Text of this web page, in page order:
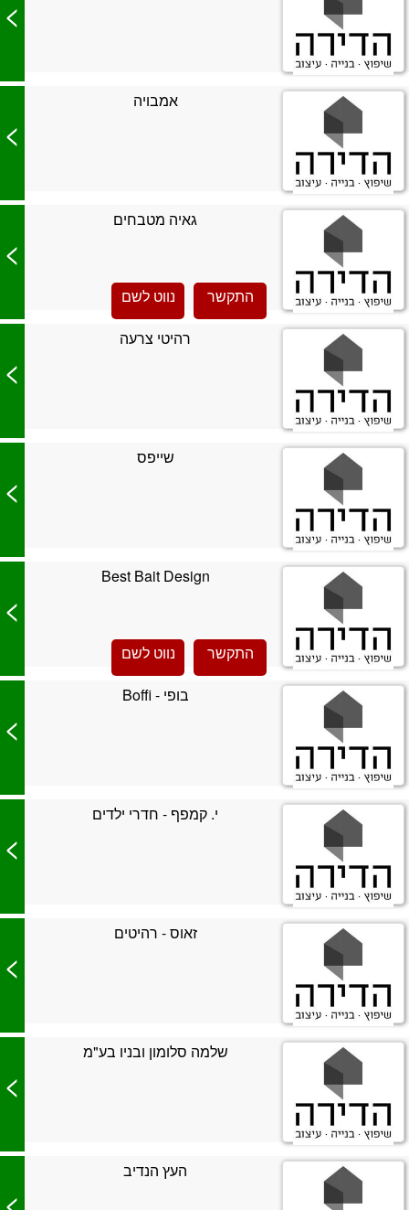
>
אמבויה
>
גאיה מטבחים
התקשר נווט לשם
>
רהיטי צרעה
>
שייפס
>
Best Bait Design
התקשר נווט לשם
>
בופי - Boffi
>
י. קמפף - חדרי ילדים
>
זאוס - רהיטים
>
שלמה סלומון ובניו בע"מ
>
העץ הנדיב